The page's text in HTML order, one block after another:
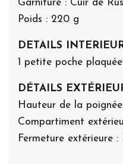
Garniture : Cuir de
Poids : 220 g
DETAILS
1 petite poche
DÉTAILS
Hauteur de la poignée
Compartiment
Fermeture extérieure